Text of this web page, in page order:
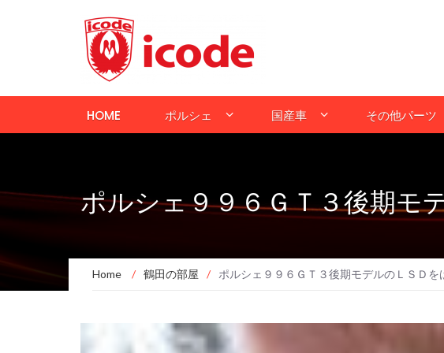
HOME ポルシェ 国産車 その他パーツ
ポルシェ９９６ＧＴ３後期モ
Home / 鶴田の部屋 / ポルシェ９９６ＧＴ３後期モデルのＬＳＤを